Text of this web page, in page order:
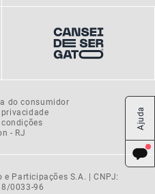
do consumidor
- RJ
e Participações S.A. | CNPJ:
0033-96
Ajuda